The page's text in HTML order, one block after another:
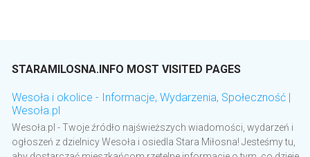
STARAMILOSNA.INFO MOST VISITED PAGES
Wesoła i okolice - Informacje, Wydarzenia, Społeczność |
Wesoła.pl
Wesoła.pl - Twoje źródło najświeższych wiadomości, wydarzeń i
ogłoszeń z dzielnicy Wesoła i osiedla Stara Miłosna! Jesteśmy tu,